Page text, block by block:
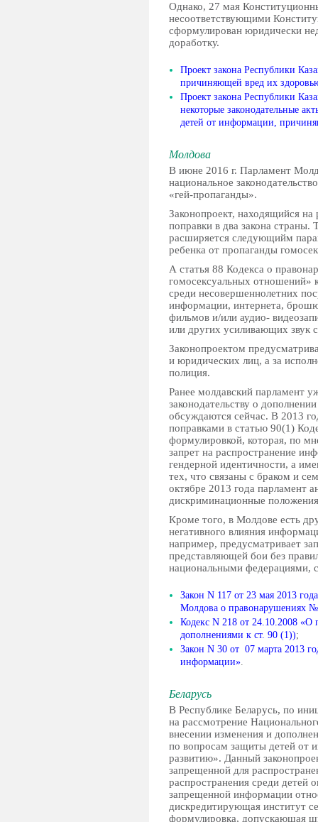
Однако, 27 мая
несоответствующими
сформулирован юридически
доработку.
Проект закона Республики
причиняющей вред их
Проект закона Республики
некоторые законодательные
детей от информации,
Молдова
В июне 2016 г. Парламент
национальное
«гей-пропаганды».
Законопроект, находящийся на
поправки в два закона страны.
расширяется следующийм
ребенка от пропаганды
А статья 88 Кодекса о
гомосексуальных отношений»
среди несовершеннолетних
информации, интернета,
фильмов и/или аудио-
или других усиливающих звук
Законопроектом
и юридических лиц, а за
полиция.
Ранее молдавский парламент
законодательству о
обсуждаются сейчас. В 2013
поправками в статью 90(1)
формулировкой, которая, по
запрет на распространение
гендерной идентичности, а
тех, что связаны с браком и
октябре 2013 года парламент
дискриминационные
Кроме того, в Молдове есть
негативного влияния
например, предусматривает
представляющей бои без
национальными федерациями,
Закон N 117 от 23 мая 2013
Молдова о правонарушениях №
Кодекс N 218 от 24.10.2008
дополнениями к ст. 90 (1));
Закон N 30 от 07 марта 2013
информации».
Беларусь
В Республике Беларусь, по
на рассмотрение
внесении изменения и
по вопросам защиты детей от
развитию». Данный
запрещенной для
распространения среди детей
запрещенной информации
дискредитирующая институт
формулировка, допускающая